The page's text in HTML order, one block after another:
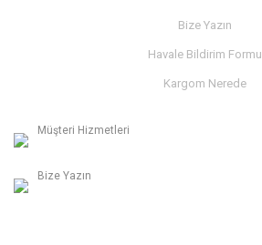
Bize Yazın
Havale Bildirim Formu
Kargom Nerede
Müşteri Hizmetleri
Bize Yazın